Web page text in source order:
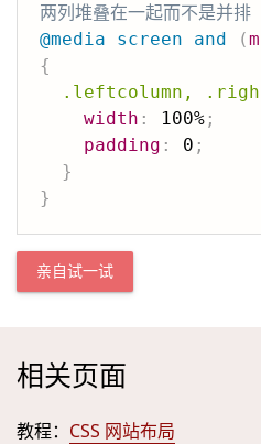
两列堆叠在一起而不是并
@media screen and (
{
.leftcolumn,
width : 100% ;
padding : 0 ;
}
}
亲自试一试
相关页面
教程： CSS 网站布局